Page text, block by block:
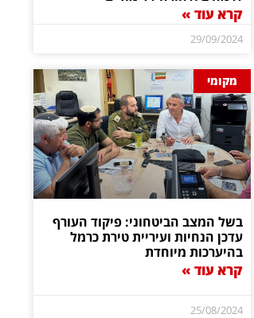
קרא עוד »
29/09/2024
מקומי
בשל המצב הביטחוני: פיקוד העורף
עדכן הנחיות ועיריית טירת כרמל
בהיערכות מיוחדת
קרא עוד »
25/08/2024